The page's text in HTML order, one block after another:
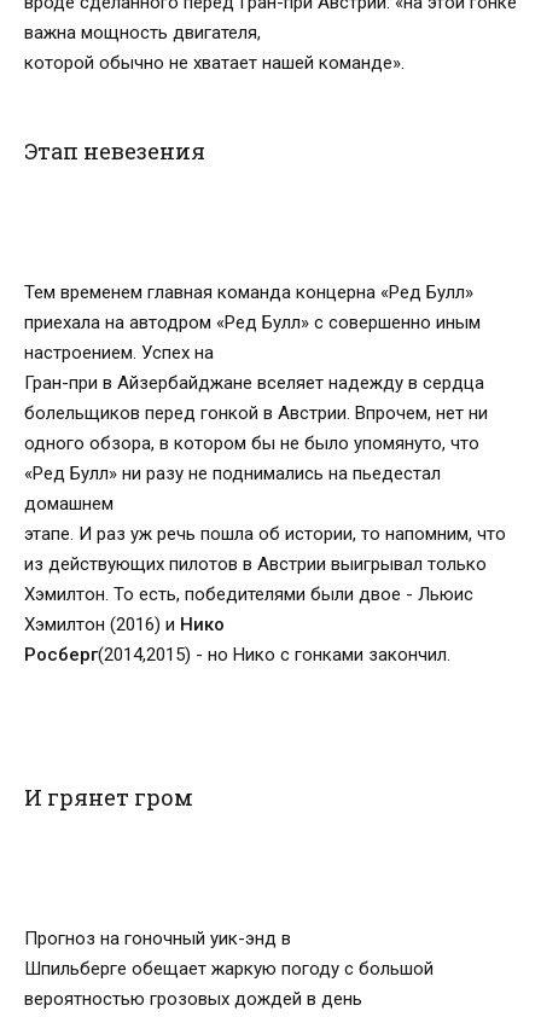
важна мощность двигателя,
которой обычно не хватает нашей команде».
Этап невезения
Тем временем главная команда концерна «Ред Булл»
приехала на автодром «Ред Булл» с совершенно иным
настроением. Успех на
Гран-при в Айзербайджане вселяет надежду в сердца
болельщиков перед гонкой в Австрии. Впрочем, нет ни
одного обзора, в котором бы не было упомянуто, что
«Ред Булл» ни разу не поднимались на пьедестал
домашнем
этапе. И раз уж речь пошла об истории, то напомним, что
из действующих пилотов в Австрии выигрывал только
Хэмилтон. То есть, победителями были двое - Льюис
Хэмилтон (2016) и Нико
Росберг(2014,2015) - но Нико с гонками закончил.
И грянет гром
Прогноз на гоночный уик-энд в
Шпильберге обещает жаркую погоду с большой
вероятностью грозовых дождей в день